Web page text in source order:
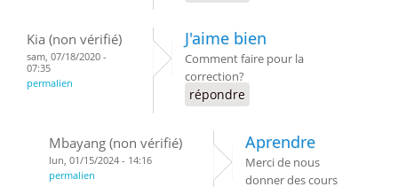
Kia (non vérifié)
sam, 07/18/2020 -
07:35
permalien
J'aime bien
Comment faire pour la
correction?
répondre
Mbayang (non vérifié)
lun, 01/15/2024 - 14:16
permalien
Aprendre
Merci de nous
donner des cours